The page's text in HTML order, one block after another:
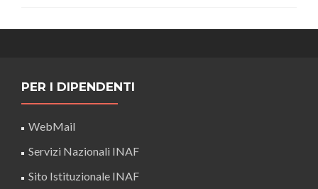
PER I DIPENDENTI
WebMail
Servizi Nazionali INAF
Sito Istituzionale INAF